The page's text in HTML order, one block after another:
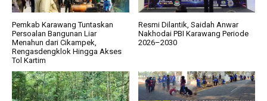
Pemkab Karawang Tuntaskan
Persoalan Bangunan Liar
Menahun dari Cikampek,
Rengasdengklok Hingga Akses
Tol Kartim
Resmi Dilantik, Saidah Anwar
Nakhodai PBI Karawang Periode
2026–2030